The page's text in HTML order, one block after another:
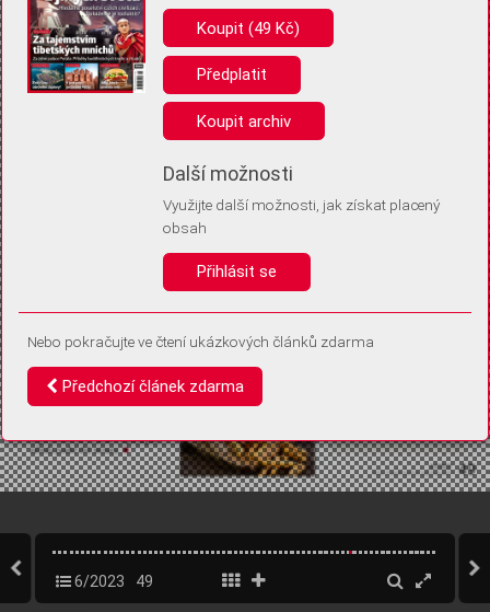
Pro základní fungování webu nepotřebujeme ukládat žádné informace
(tzv. cookies apod.). Rádi bychom vás ale požádali o souhlas s
uložením volitelných informací:
Anonymní unikátní ID
Díky němu příště poznáme, že se jedná o stejné zařízení, a
Identifikátor je zcela anonymní.
Vaše souhlasy a odmítnutí si ukládáme do vašeho zařízení, abychom se
vás už příště znovu neptali. Můžete je kdykoli později upravit ve Správě
6/2023 49
Koupit (49 Kč)
Předplatit
Koupit archiv
Další možnosti
Využijte další možnosti, jak získat placený
obsah
Přihlásit se
Nebo pokračujte ve čtení ukázkových článků zdarma
Předchozí článek zdarma